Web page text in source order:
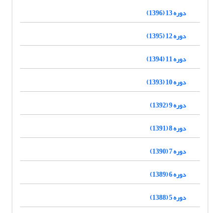
دوره 13 (1396)
دوره 12 (1395)
دوره 11 (1394)
دوره 10 (1393)
دوره 9 (1392)
دوره 8 (1391)
دوره 7 (1390)
دوره 6 (1389)
دوره 5 (1388)